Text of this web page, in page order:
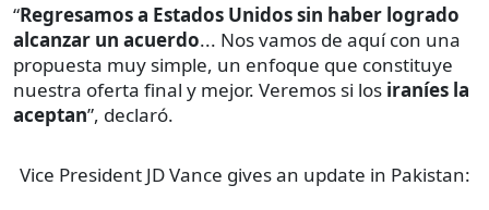
“Regresamos a Estados Unidos sin haber logrado
alcanzar un acuerdo... Nos vamos de aquí con una
propuesta muy simple, un enfoque que constituye
nuestra oferta final y mejor. Veremos si los iraníes la
aceptan”, declaró.
Vice President JD Vance gives an update in Pakistan: